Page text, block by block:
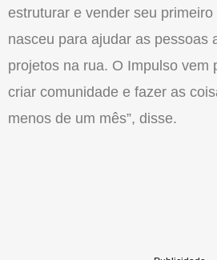
estruturar e vender seu
nasceu para ajudar as pessoas
projetos na rua. O Impulso vem
criar comunidade e fazer as
menos de um mês”, disse.